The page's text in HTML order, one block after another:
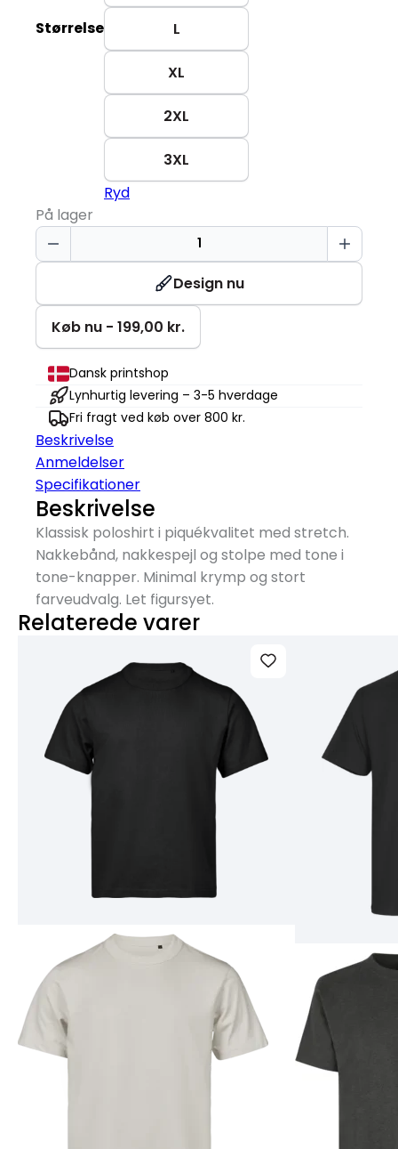
Størrelse L
XL
2XL
3XL
Ryd
På lager
Poloshirt
|
|
dame
antal
Design nu
Køb nu - 199,00 kr.
Dansk printshop
Lynhurtig levering – 3-5 hverdage
Fri fragt ved køb over 800 kr.
Beskrivelse
Anmeldelser
Specifikationer
Beskrivelse
Klassisk poloshirt i piquékvalitet med stretch.
Nakkebånd, nakkespejl og stolpe med tone i
tone-knapper. Minimal krymp og stort
farveudvalg. Let figursyet.
Relaterede varer